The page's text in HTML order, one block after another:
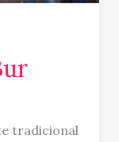
tradicional